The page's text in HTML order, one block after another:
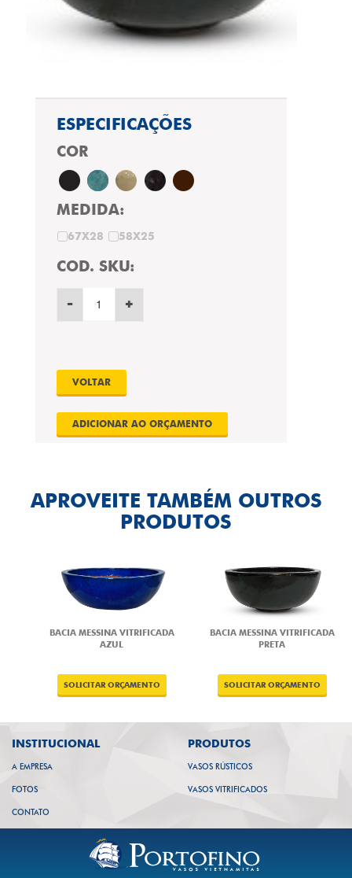
ESPECIFICAÇÕES
COR
MEDIDA:
67X28 58X25
COD. SKU:
- +
VOLTAR
APROVEITE TAMBÉM OUTROS
PRODUTOS
BACIA MESSINA VITRIFICADA
AZUL
BACIA MESSINA VITRIFICADA
PRETA
INSTITUCIONAL
A EMPRESA
FOTOS
CONTATO
PRODUTOS
VASOS RÚSTICOS
VASOS VITRIFICADOS